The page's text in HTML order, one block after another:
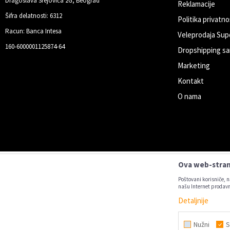
Šifra delatnosti: 6312
Racun: Banca Intesa
160-6000001125874-64
Reklamacije
Politika
Veleprodaja
Dropshipping
Marketing
Kontakt
O nama
Nastojimo da budemo što
Svi artikli
Ova web-
Poštovani korisniče,
našu Internet
Detaljnije
Nužni